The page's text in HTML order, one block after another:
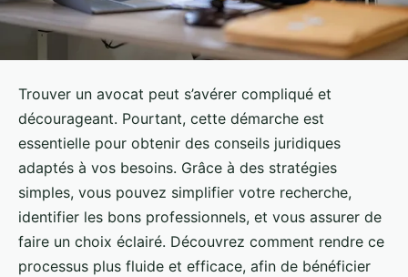
Trouver un avocat peut s’avérer compliqué et
décourageant. Pourtant, cette démarche est
essentielle pour obtenir des conseils juridiques
adaptés à vos besoins. Grâce à des stratégies
simples, vous pouvez simplifier votre recherche,
identifier les bons professionnels, et vous assurer de
faire un choix éclairé. Découvrez comment rendre ce
processus plus fluide et efficace, afin de bénéficier